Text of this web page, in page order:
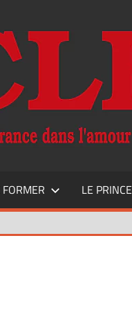
FORMER LE PRINCE